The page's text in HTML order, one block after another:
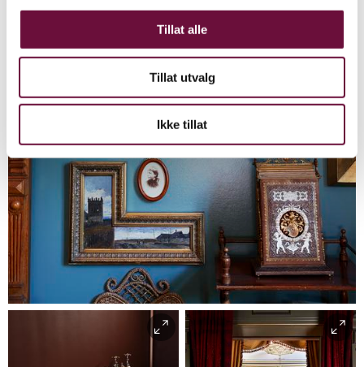
Tillat alle
Tillat utvalg
Ikke tillat